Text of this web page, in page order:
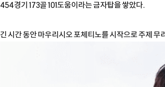
454경기 173골 101도움이라는 금자탑을 쌓았다.
긴 시간 동안 마우리시오 포체티노를 시작으로 주제